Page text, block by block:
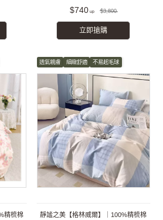
$740 $3,800
立即搶購
精梳棉
透氣親膚 細緻舒適 不易起毛球
靜謐之美【格林威爾】｜100%精梳棉